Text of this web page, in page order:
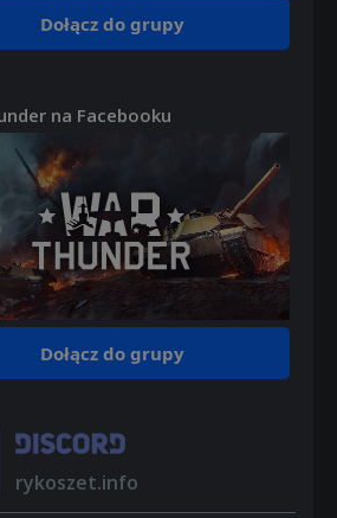
Dołącz do grupy
na Facebooku
Dołącz do grupy
rykoszet.info